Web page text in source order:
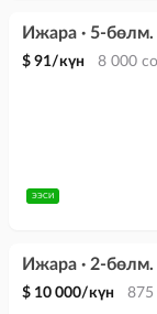
Ижара · 5-
$ 91/күн 8 000
ЭЭСИ
Ижара · 2-
$ 10 000/күн 875